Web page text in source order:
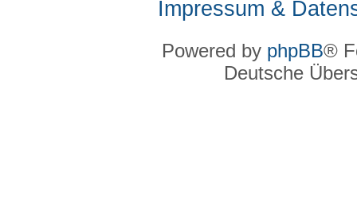
Impressum &
Powered by phpBB®
Deutsche